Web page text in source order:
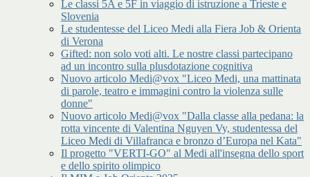
Le classi 5A e 5F in viaggio di istruzione a Trieste e
Slovenia
Le studentesse del Liceo Medi alla Fiera Job & Orienta
di Verona
Gifted: non solo voti alti. Le nostre classi partecipano
ad un incontro sulla plusdotazione cognitiva
Nuovo articolo Medi@vox "Liceo Medi, una mattinata
di parole, teatro e immagini contro la violenza sulle
donne"
Nuovo articolo Medi@vox "Dalla classe alla pedana: la
rotta vincente di Valentina Nguyen Vy, studentessa del
Liceo Medi di Villafranca e bronzo d’Europa nel Kata"
Il progetto "VERTI-GO" al Medi all'insegna dello sport
e dello spirito olimpico